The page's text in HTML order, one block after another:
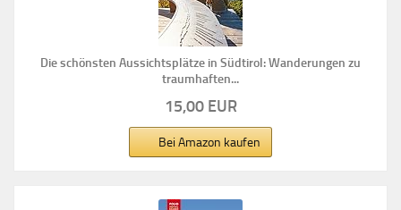
Die schönsten Aussichtsplätze in Südtirol: Wanderungen zu
traumhaften...
15,00 EUR
Bei Amazon kaufen